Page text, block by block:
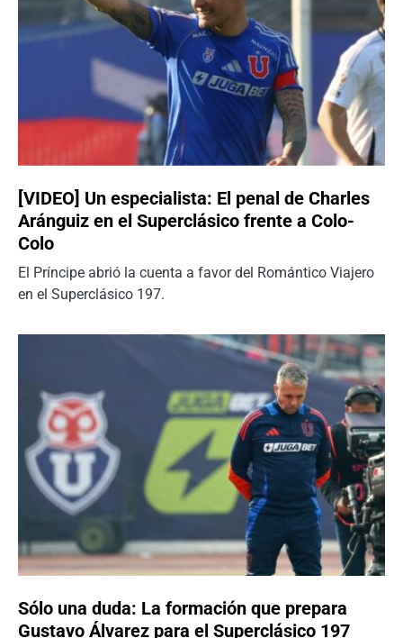
[VIDEO] Un especialista: El penal de Charles
Aránguiz en el Superclásico frente a Colo-
Colo
El Príncipe abrió la cuenta a favor del Romántico Viajero
en el Superclásico 197.
Sólo una duda: La formación que prepara
Gustavo Álvarez para el Superclásico 197